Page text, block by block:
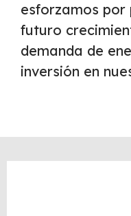
esforzamos por
futuro
demanda de
inversión en